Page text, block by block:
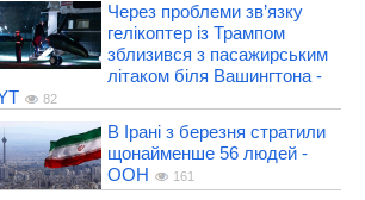
Через проблеми зв’язку
гелікоптер із Трампом
зблизився з пасажирським
літаком біля Вашингтона -
82
В Ірані з березня стратили
щонайменше 56 людей -
ООН
161